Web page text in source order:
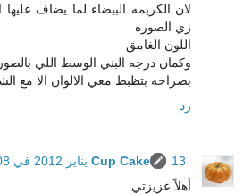
لان الكريمه البيضاء لما يضاف عليها
زي الصوره
اللون الغامق
وكمان درجه البني الوسط اللي
بصراحه بتظبط معي الالوان الا مع
رد
Cup Cake
13 يناير 2012 في 8:08 ص
أهلاً عزيزتي